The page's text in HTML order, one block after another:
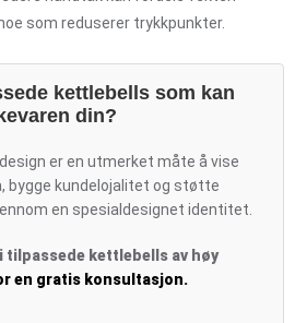
som reduserer trykkpunkter.
kettlebells som kan
din?
er en utmerket måte å vise
bygge kundelojalitet og støtte
en spesialdesignet identitet.
tilpassede kettlebells av høy
en gratis konsultasjon.